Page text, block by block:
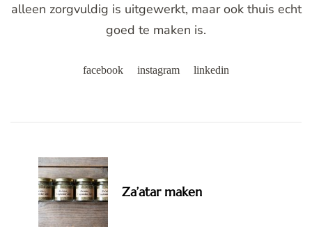
alleen zorgvuldig is uitgewerkt, maar ook thuis echt
goed te maken is.
facebook instagram linkedin
Navigation
Za’atar maken